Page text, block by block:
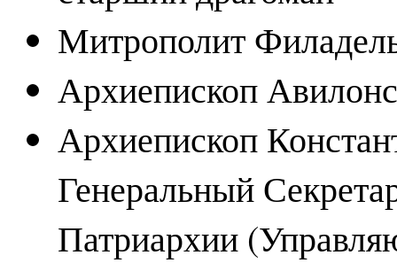
Митрополит
Архиепископ
Архиепископ
Генеральный
Патриархии